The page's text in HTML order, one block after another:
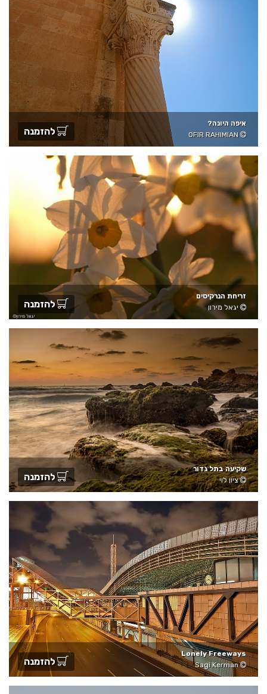
איפה היונה?
OFIR RAHIMIAN
להזמנה
זריחת הנרקיסים
יגאל מירון
להזמנה
שקיעה בתל גדור
ציון לוי
להזמנה
Lonely Freeways
Sagi Kerman
להזמנה